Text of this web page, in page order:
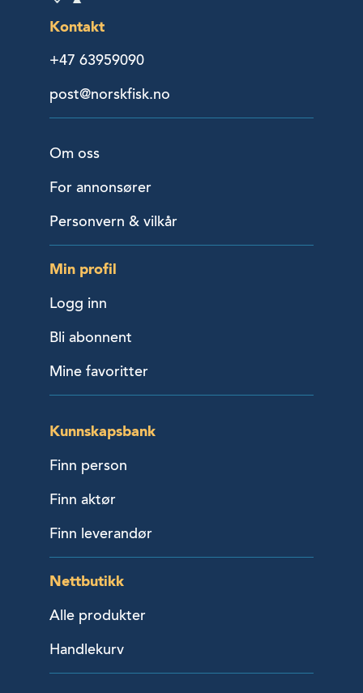
Kontakt
+47 63959090
post@norskfisk.no
Om oss
For annonsører
Personvern & vilkår
Min profil
Logg inn
Bli abonnent
Mine favoritter
Kunnskapsbank
Finn person
Finn aktør
Finn leverandør
Nettbutikk
Alle produkter
Handlekurv